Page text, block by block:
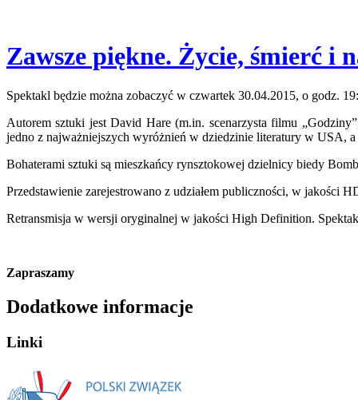
Zawsze piękne. Życie, śmierć i
Spektakl będzie można zobaczyć w czwartek 30.04.2015, o godz.
Autorem sztuki jest David Hare (m.in. scenarzysta filmu
jedno z najważniejszych wyróżnień w dziedzinie literatury w USA,
Bohaterami sztuki są mieszkańcy rynsztokowej dzielnicy biedy
Przedstawienie zarejestrowano z udziałem publiczności, w jakości
Retransmisja w wersji oryginalnej w jakości High Definition.
Zapraszamy
Dodatkowe informacje
Linki